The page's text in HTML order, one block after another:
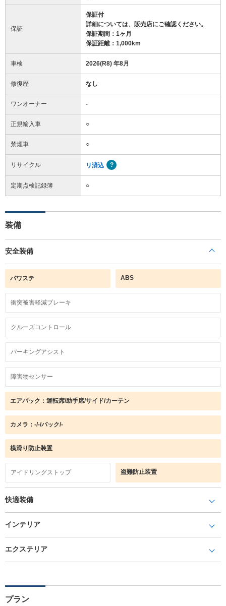
保証
保証付
詳細については、販売店にご確認ください。
保証期間：1ヶ月
保証距離：1,000km
車検 2026(R8) 年8月
修復歴 なし
ワンオーナー -
正規輸入車 ○
禁煙車 ○
リサイクル リ済込
定期点検記録簿 ○
装備
安全装備
パワステ ABS
衝突被害軽減ブレーキ
クルーズコントロール
パーキングアシスト
障害物センサー
エアバック：運転席/助手席/サイド/カーテン
カメラ：-/-/バック/-
横滑り防止装置
アイドリングストップ 盗難防止装置
快適装備
インテリア
エクステリア
プラン